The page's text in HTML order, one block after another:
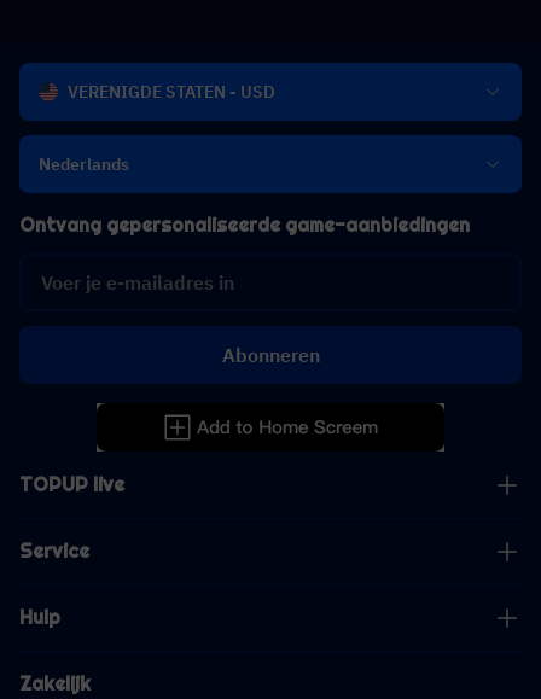
VERENIGDE STATEN - USD
Nederlands
TOPUP live
Service
Hulp
Zakelijk
Ontvang gepersonaliseerde game-aanbiedingen
Abonneren